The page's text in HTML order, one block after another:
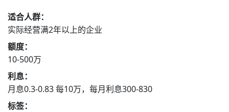
适合人群：
实际经营满2年以上的企业
额度：
10-500万
利息：
月息0.3-0.83 每10万，每月利息300-830
标签：